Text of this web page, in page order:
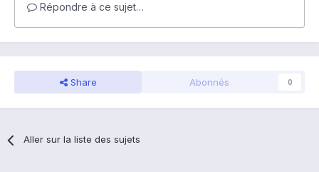
Répondre à ce sujet…
Share Abonnés 0
Aller sur la liste des sujets